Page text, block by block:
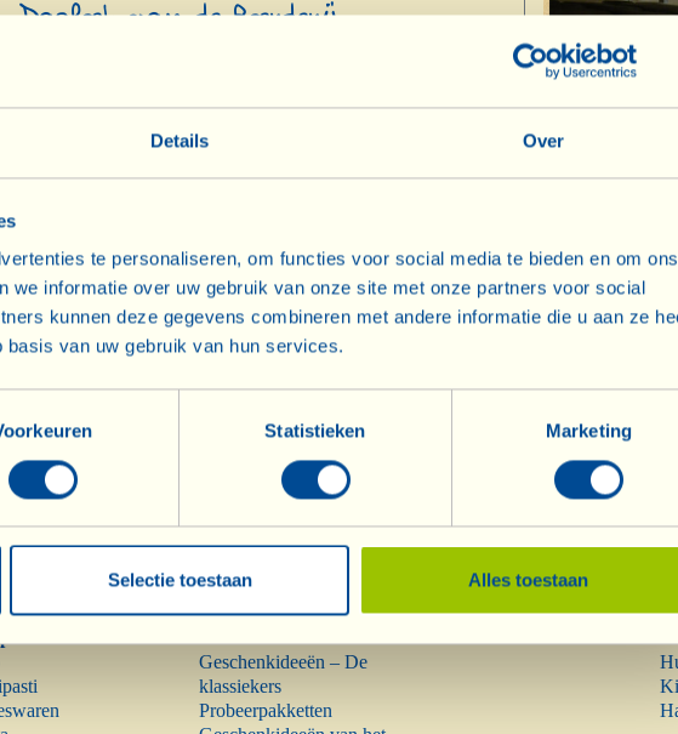
Details Over
te personaliseren, om functies voor social media te bieden en om ons
we informatie over uw gebruik van onze site met onze partners voor social
kunnen deze gegevens combineren met andere informatie die u aan ze
van uw gebruik van hun services.
Statistieken Marketing
Selectie toestaan Alles toestaan
Dagboek van de Boerderij
wijnen
wijnen
wijnen
classico
Olijfolie
Olijfolie
sauzen,
Geschenkideeën
Geschenkideeën – De
klassiekers
Probeerpakketten